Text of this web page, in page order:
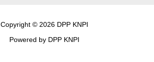
Copyright © 2026 DPP KNPI
Powered by DPP KNPI